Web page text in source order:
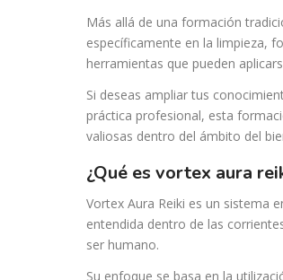
Más allá de una formación
específicamente en la limpieza,
herramientas que pueden
Si deseas ampliar tus
práctica profesional, esta
valiosas dentro del ámbito del
¿qué es vortex aura
Vortex Aura Reiki es un sistema
entendida dentro de las
ser humano.
Su enfoque se basa en la